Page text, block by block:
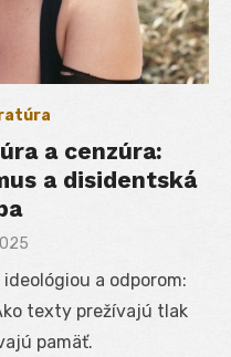
a cenzúra:
a disidentská
a odporom:
texty prežívajú tlak
pamäť.